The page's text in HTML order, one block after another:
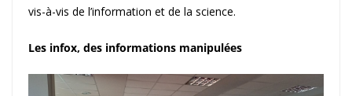
vis-à-vis de l’information et de la science.
Les infox, des informations manipulées